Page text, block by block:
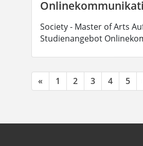
Society - Master of Arts
Studienangebot
« 1 2 3 4 5